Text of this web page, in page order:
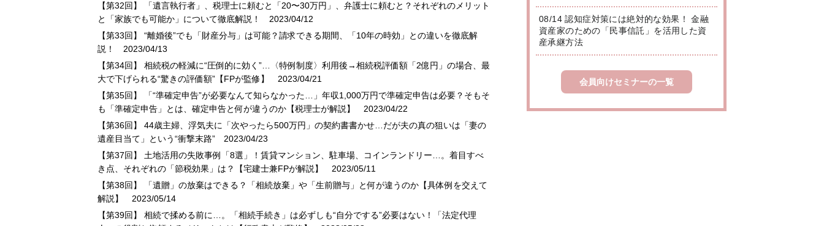
【第32回】 「遺言執行者」、税理士に頼むと「20〜30万円」、弁護士に頼むと？それぞれのメリット
と「家族でも可能か」について徹底解説！
2023/04/12
【第33回】 “離婚後”でも「財産分与」は可能？請求できる期間、「10年の時効」との違いを徹底解
説！
2023/04/13
【第34回】 相続税の軽減に“圧倒的に効く”…〈特例制度〉利用後→相続税評価額「2億円」の場合、最
大で下げられる“驚きの評価額”【FPが監修】
2023/04/21
【第35回】 「“準確定申告”が必要なんて知らなかった…」年収1,000万円で準確定申告は必要？そもそ
も「準確定申告」とは、確定申告と何が違うのか【税理士が解説】
2023/04/22
【第36回】 44歳主婦、浮気夫に「次やったら500万円」の契約書書かせ…だが夫の真の狙いは「妻の
遺産目当て」という“衝撃末路” 2023/04/23
【第37回】 土地活用の失敗事例「8選」！賃貸マンション、駐車場、コインランドリー…。着目すべ
き点、それぞれの「節税効果」は？【宅建士兼FPが解説】
2023/05/11
【第38回】 「遺贈」の放棄はできる？「相続放棄」や「生前贈与」と何が違うのか【具体例を交えて
解説】
2023/05/14
【第39回】 相続で揉める前に…。「相続手続き」は必ずしも“自分でする”必要はない！「法定代理
08/14 認知症対策には絶対的な効果！ 金融
資産家のための「民事信託」を活用した資
産承継方法
会員向けセミナーの一覧